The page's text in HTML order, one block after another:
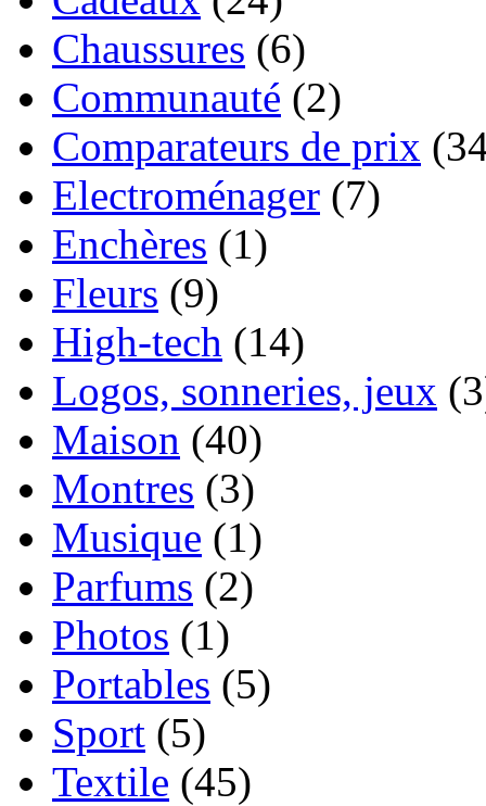
Chaussures (6)
Communauté (2)
Comparateurs de prix
Electroménager (7)
Enchères (1)
Fleurs (9)
High-tech (14)
Logos, sonneries, jeux
Maison (40)
Montres (3)
Musique (1)
Parfums (2)
Photos (1)
Portables (5)
Sport (5)
Textile (45)